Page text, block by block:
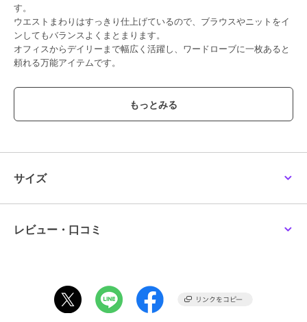
す。
ウエストまわりはすっきり仕上げているので、ブラウスやニットをイ
ンしてもバランスよくまとまります。
オフィスからデイリーまで幅広く活躍し、ワードローブに一枚あると
頼れる万能アイテムです。
【素材・サイズ感】
ウエストは2タック入りで程よいゆとりがあり、腰まわりをすっきり
見せながら快適な穿き心地。
品な印象に。
フラットシューズとも好相性で、重たくならず自然に馴染む低身長さ
#コウベレタス
ブランド 神戸レタス
神戸レタス
サイズ
レビュー・口コミ